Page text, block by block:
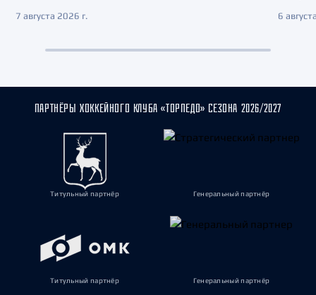
7 августа 2026 г. 6
ПАРТНЁРЫ ХОККЕЙНОГО КЛУБА «ТОРПЕДО» СЕЗОНА 2026/2027
Титульный партнёр Генеральный партнёр
Титульный партнёр Генеральный партнёр